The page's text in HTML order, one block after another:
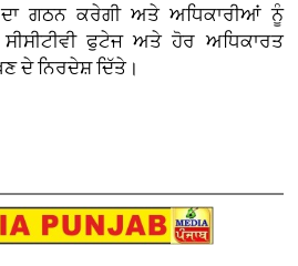
ਦਾ ਗਠਨ ਕਰੇਗੀ ਅਤੇ ਅਧਿਕਾਰੀਆਂ ਨੂੰ
ਫੁਟੇਜ ਅਤੇ ਹੋਰ ਅਧਿਕਾਰਤ
ਦੇ ਨਿਰਦੇਸ਼ ਦਿੱਤੇ।